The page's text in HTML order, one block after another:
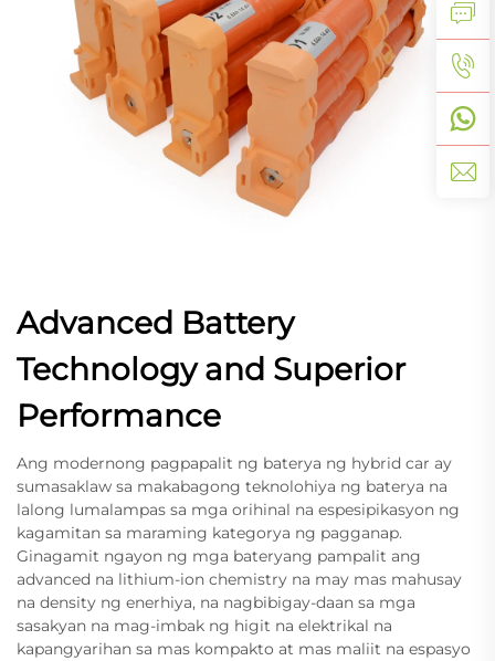
Advanced Battery
Technology and Superior
Performance
Ang modernong pagpapalit ng baterya ng hybrid car ay
sumasaklaw sa makabagong teknolohiya ng baterya na
lalong lumalampas sa mga orihinal na espesipikasyon ng
kagamitan sa maraming kategorya ng pagganap.
Ginagamit ngayon ng mga bateryang pampalit ang
advanced na lithium-ion chemistry na may mas mahusay
na density ng enerhiya, na nagbibigay-daan sa mga
sasakyan na mag-imbak ng higit na elektrikal na
kapangyarihan sa mas kompakto at mas maliit na espasyo